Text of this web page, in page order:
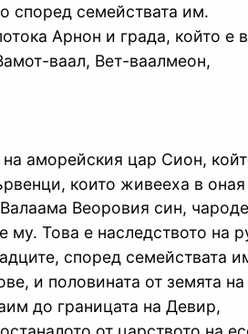
според семействата им.
Арнон и града, който
ваал, Вет-ваалмеон,
аморейския цар Сион,
които живееха в
Веоровия син,
Това е наследството на
според семействата
и половината от земята
до границата на Девир,